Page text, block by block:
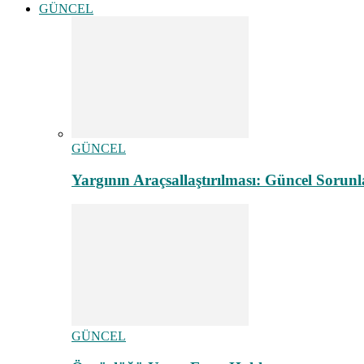
GÜNCEL
GÜNCEL
Yargının Araçsallaştırılması: Güncel
GÜNCEL